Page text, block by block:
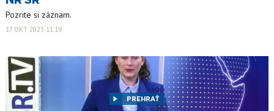
Pozrite si záznam.
17 OKT 2023 11:19
PREHRAŤ